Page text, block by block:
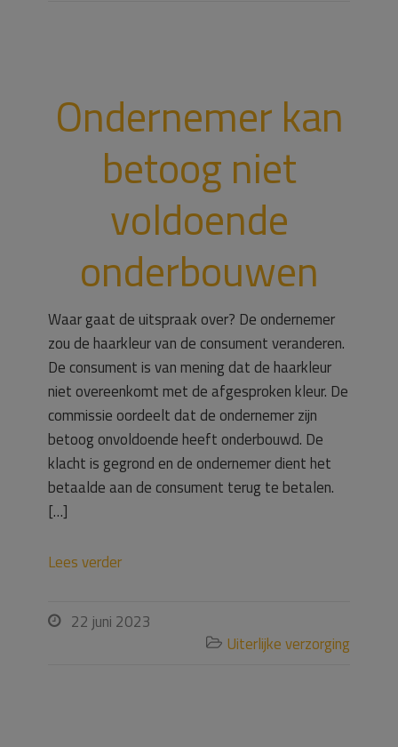
Ondernemer kan
betoog niet
voldoende
onderbouwen
Waar gaat de uitspraak over? De ondernemer
zou de haarkleur van de consument veranderen.
De consument is van mening dat de haarkleur
niet overeenkomt met de afgesproken kleur. De
commissie oordeelt dat de ondernemer zijn
betoog onvoldoende heeft onderbouwd. De
klacht is gegrond en de ondernemer dient het
betaalde aan de consument terug te betalen.
[…]
Lees verder
 22 juni 2023
 Uiterlijke verzorging